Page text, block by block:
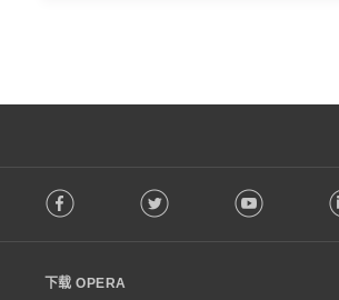
o
w
Facebook Twitter Youtube
下载 OPERA